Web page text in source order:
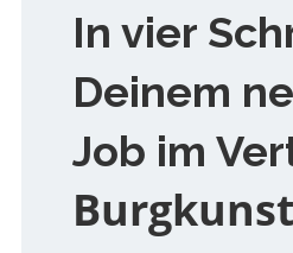
In vier
Deinem
Job im